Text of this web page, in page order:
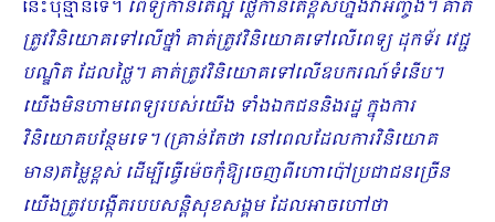
នេះប៉ុន្មានទេ។ ពេទ្យកាន់តែល្អ ថ្លែកាន់តែខ្ពស់ហ្នឹងវាអញ្ចឹង។ គាត់
ត្រូវវិនិយោគទៅលើថ្នាំ គាត់ត្រូវវិនិយោគទៅលើពេទ្យ ដុកទ័រ វេជ្ជ
បណ្ឌិត ដែលថ្លៃ។ គាត់ត្រូវវិនិយោគទៅលើឧបករណ៍ទំនើប។ ​
យើងមិនហាមពេទ្យរបស់យើង ទាំងឯកជននិងរដ្ឋ ក្នុងការ
វិនិយោគបន្ថែមទេ។(គ្រាន់តែថា នៅពេលដែលការវិនិយោគ
មាន)តម្លៃខ្ពស់ ដើម្បីធ្វើម៉េចកុំឱ្យចេញពីហោប៉ៅប្រជាជនច្រើន
យើងត្រូវបង្កើ​តរបបសន្តិសុខសង្គម ដែលអាចហៅថា